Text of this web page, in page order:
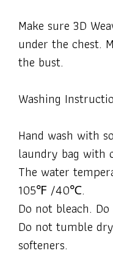
Make sure 3D
under the chest.
the bust.
Washing
Hand wash with
laundry bag with
The water
105℉ /40℃.
Do not bleach.
Do not tumble
softeners.